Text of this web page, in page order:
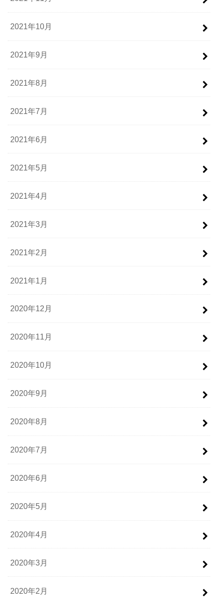
2021年10月
2021年9月
2021年8月
2021年7月
2021年6月
2021年5月
2021年4月
2021年3月
2021年2月
2021年1月
2020年12月
2020年11月
2020年10月
2020年9月
2020年8月
2020年7月
2020年6月
2020年5月
2020年4月
2020年3月
2020年2月